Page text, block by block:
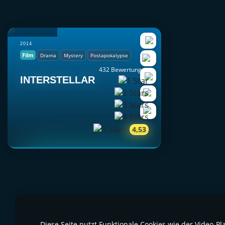
INTERSTELLAR
2014
Film Drama Mystery Postapokalypse
432 Bewertungen
4,53